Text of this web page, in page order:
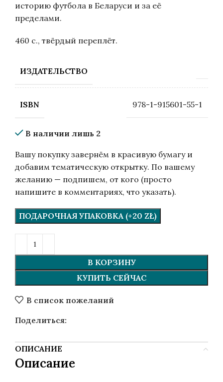
историю футбола в Беларуси и за её
пределами.
460 с., твёрдый переплёт.
ИЗДАТЕЛЬСТВО
ISBN 978-1-915601-55-1
В наличии лишь 2
Вашу покупку завернём в красивую бумагу и
добавим тематическую открытку. По вашему
желанию — подпишем, от кого (просто
напишите в комментариях, что указать).
ПОДАРОЧНАЯ УПАКОВКА (+20 ZŁ)
В КОРЗИНУ
КУПИТЬ СЕЙЧАС
В список пожеланий
Поделиться:
ОПИСАНИЕ
Описание